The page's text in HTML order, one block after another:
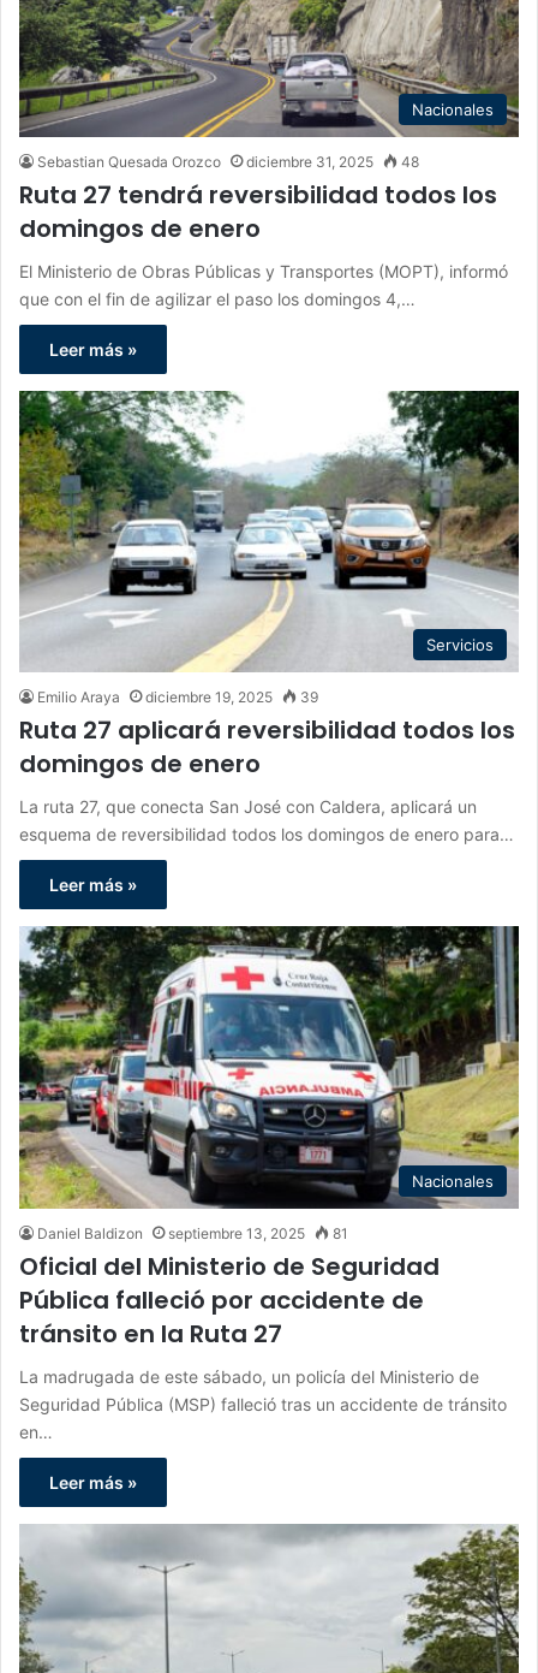
Nacionales
Sebastian Quesada Orozco diciembre 31, 2025 48
Ruta 27 tendrá reversibilidad todos los
domingos de enero
El Ministerio de Obras Públicas y Transportes (MOPT), informó
que con el fin de agilizar el paso los domingos 4,…
Leer más »
Servicios
Emilio Araya diciembre 19, 2025 39
Ruta 27 aplicará reversibilidad todos los
domingos de enero
La ruta 27, que conecta San José con Caldera, aplicará un
esquema de reversibilidad todos los domingos de enero para…
Leer más »
Nacionales
Daniel Baldizon septiembre 13, 2025 81
Oficial del Ministerio de Seguridad
Pública falleció por accidente de
tránsito en la Ruta 27
La madrugada de este sábado, un policía del Ministerio de
Seguridad Pública (MSP) falleció tras un accidente de tránsito
en…
Leer más »